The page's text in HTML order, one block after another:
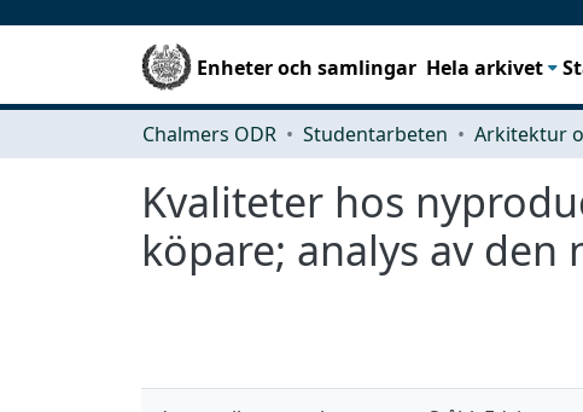
Enheter och samlingar Hela arkivet
Chalmers ODR Studentarbeten
Kvaliteter hos
köpare; analys av